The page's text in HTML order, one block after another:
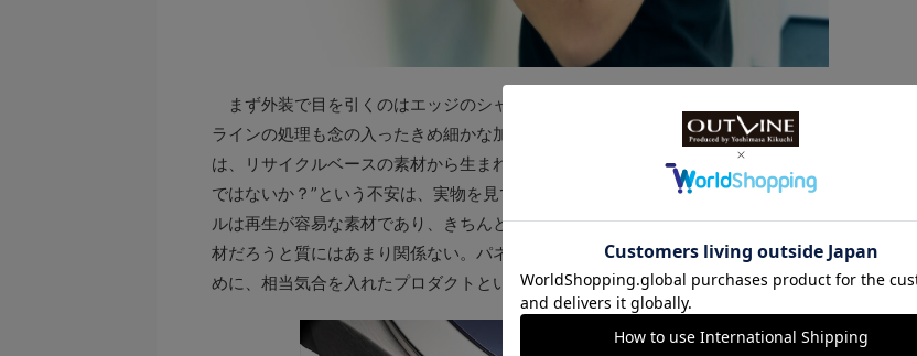
まず外装で目を引くのはエッジのシャープさだ。ケースのキワがしっかり立っており、ヘア
ラインの処理も念の入ったきめ細かな加工がなされている。ケースと文字盤に使われているの
は、リサイクルベースの素材から生まれた新合金“eSteel”だが、“リサイクル素材は安っぽいの
ではないか？”という不安は、実物を見てみればすぐに払拭される。そもそもステンレススチー
ルは再生が容易な素材であり、きちんとした精錬過程を経ていれば、素材が鉄鉱石だろうと廃
材だろうと質にはあまり関係ない。パネライとしてもこの素材のイメージを一歩推し進めるた
めに、相当気合を入れたプロダクトということが感じられる。